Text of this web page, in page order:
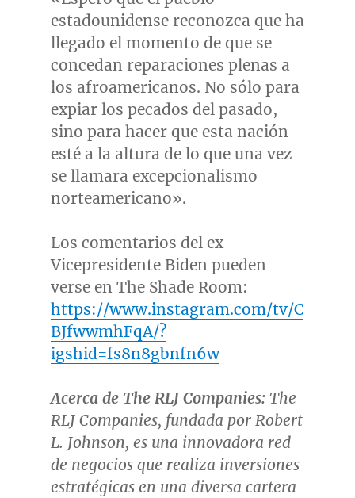
estadounidense reconozca que ha
llegado el momento de que se
concedan reparaciones plenas a
los afroamericanos. No sólo para
expiar los pecados del pasado,
sino para hacer que esta nación
esté a la altura de lo que una vez
se llamara excepcionalismo
norteamericano».
Los comentarios del ex
Vicepresidente Biden pueden
verse en The Shade Room:
https://www.instagram.com/tv/C
BJfwwmhFqA/?
igshid=fs8n8gbnfn6w
Acerca de The RLJ Companies: The
RLJ Companies, fundada por Robert
L. Johnson, es una innovadora red
de negocios que realiza inversiones
estratégicas en una diversa cartera